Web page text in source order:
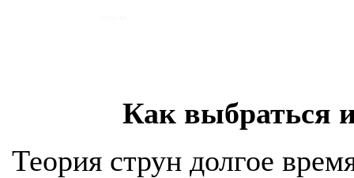
Как выбраться
Теория струн долгое